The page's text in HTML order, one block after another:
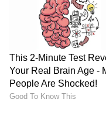
ಸಿನಿಮಾದಿಂದ ಬ್ರೇಕ್
ಸಮಂತಾ ಪಾಲಿಗೆ
ವಿವರಿಸುತ್ತಾ, "ಆ
ನನ್ನ ಕಾಯಿಲೆಗೆ
ಜೀರ್ಣಾಂಗವ್ಯೂಹಕ್ಕೆ
ಮಯೋಸಿಟಿಸ್ ಸಮಸ್ಯೆ